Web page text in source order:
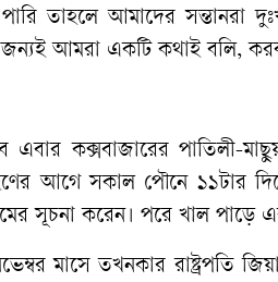
তাহলে আমাদের সন্তানরা
আমরা একটি কথাই বলি,
এবার কক্সবাজারের পাতিলী-
আগে সকাল পৌনে ১১টার
সূচনা করেন। পরে খাল পাড়ে
মাসে তখনকার রাষ্ট্রপতি